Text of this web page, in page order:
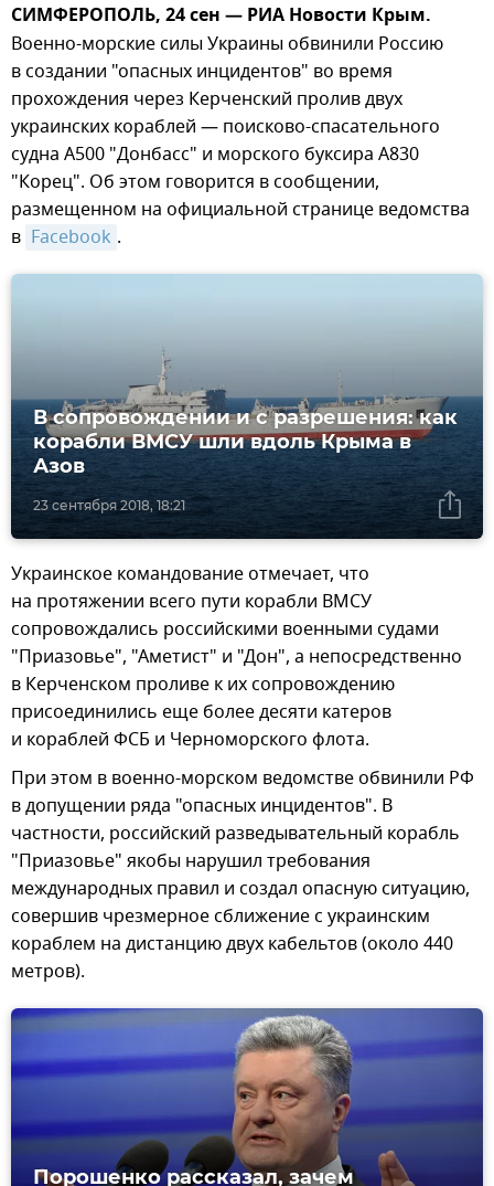
СИМФЕРОПОЛЬ, 24 сен — РИА Новости Крым.
Военно-морские силы Украины обвинили Россию
в создании "опасных инцидентов" во время
прохождения через Керченский пролив двух
украинских кораблей — поисково-спасательного
судна A500 "Донбасс" и морского буксира A830
"Корец". Об этом говорится в сообщении,
размещенном на официальной странице ведомства
в Facebook .
23 сентября 2018, 18:21
В сопровождении и с разрешения: как
корабли ВМСУ шли вдоль Крыма в
Азов
Украинское командование отмечает, что
на протяжении всего пути корабли ВМСУ
сопровождались российскими военными судами
"Приазовье", "Аметист" и "Дон", а непосредственно
в Керченском проливе к их сопровождению
присоединились еще более десяти катеров
и кораблей ФСБ и Черноморского флота.
При этом в военно-морском ведомстве обвинили РФ
в допущении ряда "опасных инцидентов". В
частности, российский разведывательный корабль
"Приазовье" якобы нарушил требования
международных правил и создал опасную ситуацию,
совершив чрезмерное сближение с украинским
кораблем на дистанцию двух кабельтов (около 440
метров).
Порошенко рассказал, зачем